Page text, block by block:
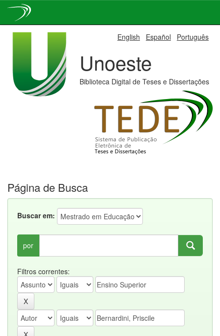
English Español Português
Unoeste
Biblioteca Digital de Teses e Dissertações
Página de Busca
Buscar em:
por
Filtros correntes: